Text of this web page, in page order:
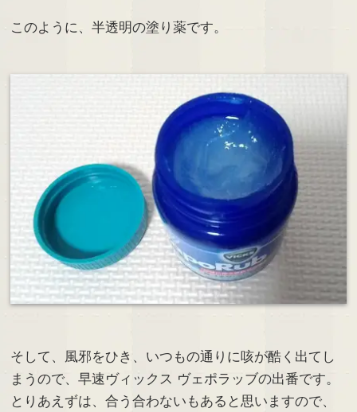
このように、半透明の塗り薬です。
そして、風邪をひき、いつもの通りに咳が酷く出てし
まうので、早速ヴィックス ヴェポラッブの出番です。
とりあえずは、合う合わないもあると思いますので、